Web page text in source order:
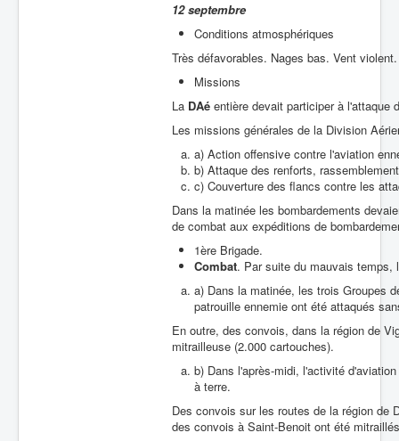
12 septembre
Conditions atmosphériques
Très défavorables. Nages bas. Vent
Missions
La DAé entière devait participer à l'attaque
Les missions générales de la Division
a) Action offensive contre l'aviation
b) Attaque des renforts,
c) Couverture des flancs contre les
Dans la matinée les bombardements
de combat aux expéditions de
1ère Brigade.
Combat. Par suite du mauvais temps,
a) Dans la matinée, les trois Groupes
patrouille ennemie ont été attaqués
En outre, des convois, dans la région de
mitrailleuse (2.000 cartouches).
b) Dans l'après-midi, l'activité
à terre.
Des convois sur les routes de la région de
des convois à Saint-Benoit ont été